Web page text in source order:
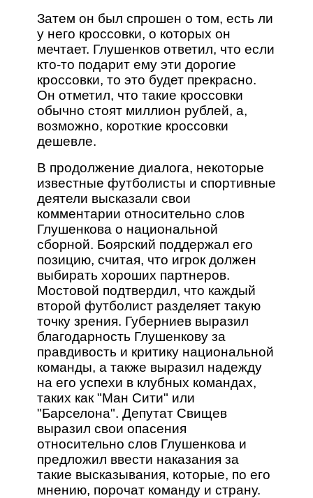
Затем он был спрошен о том, есть ли
у него кроссовки, о которых он
мечтает. Глушенков ответил, что если
кто-то подарит ему эти дорогие
кроссовки, то это будет прекрасно.
Он отметил, что такие кроссовки
обычно стоят миллион рублей, а,
возможно, короткие кроссовки
дешевле.
В продолжение диалога, некоторые
известные футболисты и спортивные
деятели высказали свои
комментарии относительно слов
Глушенкова о национальной
сборной. Боярский поддержал его
позицию, считая, что игрок должен
выбирать хороших партнеров.
Мостовой подтвердил, что каждый
второй футболист разделяет такую
точку зрения. Губерниев выразил
благодарность Глушенкову за
правдивость и критику национальной
команды, а также выразил надежду
на его успехи в клубных командах,
таких как "Ман Сити" или
"Барселона". Депутат Свищев
выразил свои опасения
относительно слов Глушенкова и
предложил ввести наказания за
такие высказывания, которые, по его
мнению, порочат команду и страну.